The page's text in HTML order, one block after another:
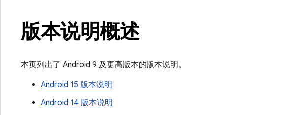
版本说明概述
本页列出了 Android 9 及更高版本的版本说明。
Android 15 版本说明
Android 14 版本说明